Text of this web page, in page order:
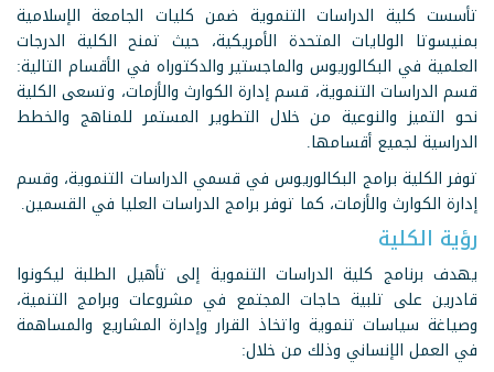
تأسست كلية الدراسات التنموية ضمن كليات الجامعة الإسلامية
بمنيسوتا الولايات المتحدة الأمريكية، حيث تمنح الكلية الدرجات
العلمية في البكالوريوس والماجستير والدكتوراه في الأقسام التالية:
قسم الدراسات التنموية، قسم إدارة الكوارث والأزمات، وتسعى الكلية
نحو التميز والنوعية من خلال التطوير المستمر للمناهج والخطط
الدراسية لجميع أقسامها.
توفر الكلية برامج البكالوريوس في قسمي الدراسات التنموية، وقسم
إدارة الكوارث والأزمات، كما توفر برامج الدراسات العليا في القسمين.
رؤية الكلية
يهدف برنامج كلية الدراسات التنموية إلى تأهيل الطلبة ليكونوا
قادرين على تلبية حاجات المجتمع في مشروعات وبرامج التنمية،
وصياغة سياسات تنموية واتخاذ القرار وإدارة المشاريع والمساهمة
في العمل الإنساني وذلك من خلال: